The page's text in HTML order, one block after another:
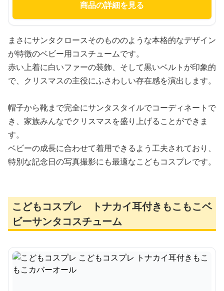
商品の詳細を見る
まさにサンタクロースそのもののような本格的なデザイン
が特徴のベビー用コスチュームです。
赤い上着に白いファーの装飾、そして黒いベルトが印象的
で、クリスマスの主役にふさわしい存在感を演出します。
帽子から靴まで完全にサンタスタイルでコーディネートで
き、家族みんなでクリスマスを盛り上げることができま
す。
ベビーの成長に合わせて着用できるよう工夫されており、
特別な記念日の写真撮影にも最適なこどもコスプレです。
こどもコスプレ トナカイ耳付きもこもこベ
ビーサンタコスチューム